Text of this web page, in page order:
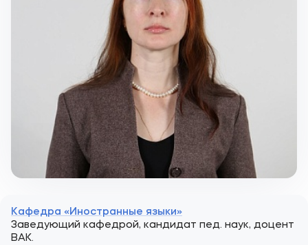
Кафедра «Иностранные языки»
Заведующий кафедрой, кандидат пед. наук, доцент
ВАК.